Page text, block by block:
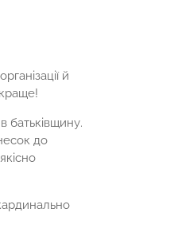
й
батьківщину.
до